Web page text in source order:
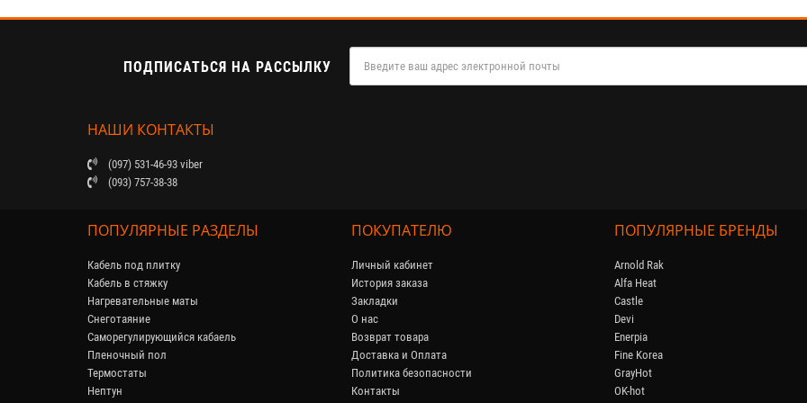
ПОДПИСАТЬСЯ НА РАССЫЛКУ
НАШИ КОНТАКТЫ
(097) 531-46-93 viber
(093) 757-38-38
ПОПУЛЯРНЫЕ РАЗДЕЛЫ
Кабель под плитку
Кабель в стяжку
Нагревательные маты
Снеготаяние
Саморегулирующийся кабaель
Пленочный пол
Термостаты
Нептун
ПОКУПАТЕЛЮ
Личный кабинет
История заказа
Закладки
О нас
Возврат товара
Доставка и Оплата
Политика безопасности
Контакты
ПОПУЛЯРНЫЕ БРЕНДЫ
Arnold Rak
Alfa Heat
Castle
Devi
Enerpia
Fine Korea
GrayHot
OK-hot